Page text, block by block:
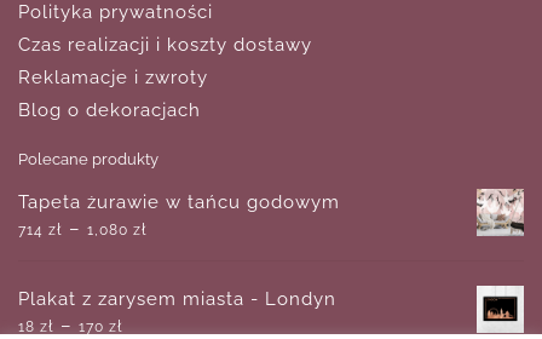
Polityka prywatności
Czas realizacji i koszty dostawy
Reklamacje i zwroty
Blog o dekoracjach
Polecane produkty
Tapeta żurawie w tańcu godowym
714 zł – 1,080 zł
Plakat z zarysem miasta - Londyn
18 zł – 170 zł